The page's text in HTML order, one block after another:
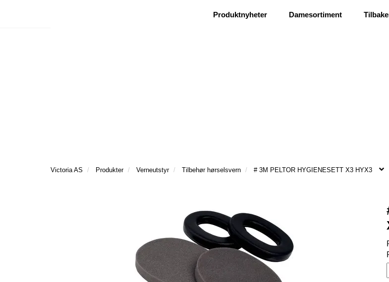
Ønsker besøk| Ris og ros
Produktnyheter Damesortiment
Victoria AS Produkter Verneutstyr Tilbehør hørselsvern # 3M PELTOR HYGIENESETT X3 HYX3